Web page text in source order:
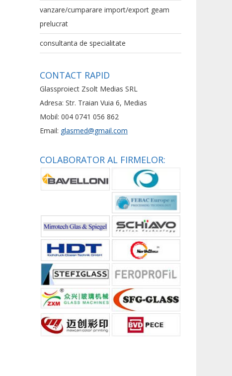
vanzare/cumparare import/export geam
prelucrat
consultanta de specialitate
CONTACT RAPID
Glassproiect Zsolt Medias SRL
Adresa: Str. Traian Vuia 6, Medias
Mobil: 004 0741 056 862
Email: glasmed@gmail.com
COLABORATOR AL FIRMELOR: